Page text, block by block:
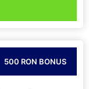
500 RON BONUS